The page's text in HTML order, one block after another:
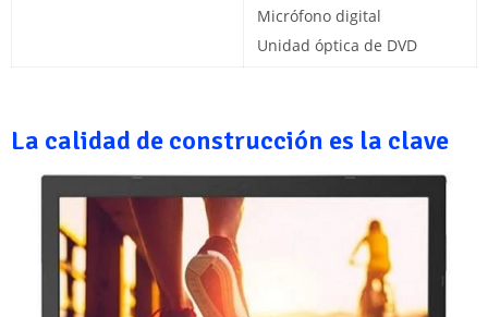
Micrófono digital
Unidad óptica de DVD
La calidad de construcción es la clave